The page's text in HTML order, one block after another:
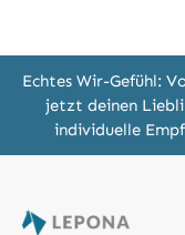
Echtes Wir-Gefühl:
jetzt deinen
individuelle